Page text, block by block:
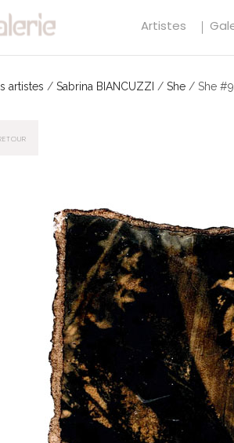
Artistes
artistes / Sabrina BIANCUZZI / She / She #9